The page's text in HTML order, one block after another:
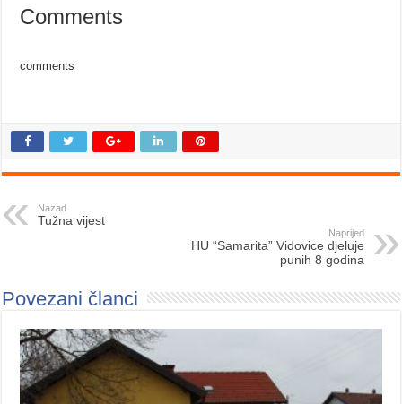
Comments
comments
Nazad
Tužna vijest
Naprijed
HU “Samarita” Vidovice djeluje
punih 8 godina
Povezani članci